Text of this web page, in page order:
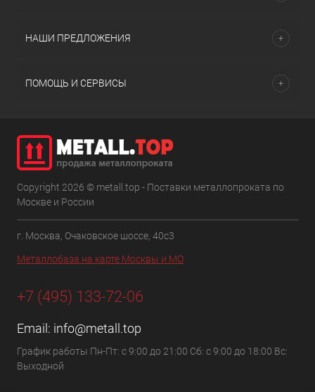
НАШИ ПРЕДЛОЖЕНИЯ
ПОМОЩЬ И СЕРВИСЫ
Copyright 2026 © metall.top - Поставки металлопроката по
Москве и России
г. Москва, Очаковское шоссе, 40с3
Металлобаза на карте Москвы и МО
+7 (495) 133-72-06
Email: info@metall.top
График работы Пн-Пт: с 9:00 до 21:00 Сб: с 9:00 до 18:00 Вс:
Выходной